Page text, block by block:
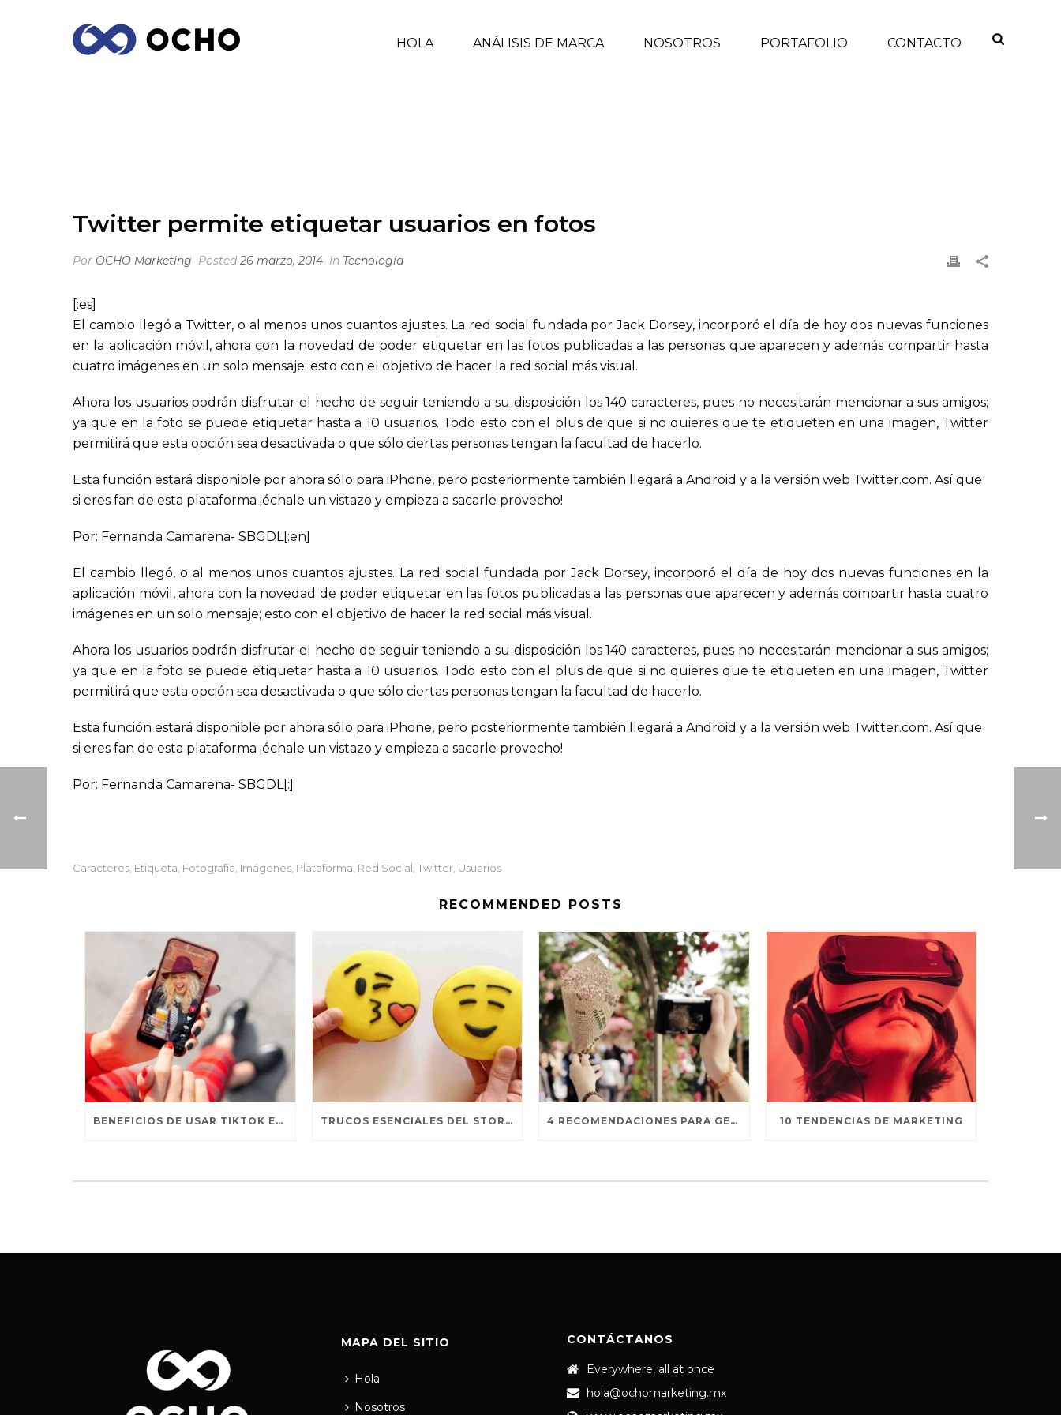
HOLA ANÁLISIS DE MARCA NOSOTROS PORTAFOLIO CONTACTO
Twitter permite etiquetar usuarios en fotos
Por OCHO Marketing Posted26 marzo, 2014 In Tecnología
[:es]
El cambio llegó a Twitter, o al menos unos cuantos ajustes. La red social fundada por Jack Dorsey, incorporó el día de hoy dos nuevas funciones
en la aplicación móvil, ahora con la novedad de poder etiquetar en las fotos publicadas a las personas que aparecen y además compartir hasta
cuatro imágenes en un solo mensaje; esto con el objetivo de hacer la red social más visual.
Ahora los usuarios podrán disfrutar el hecho de seguir teniendo a su disposición los 140 caracteres, pues no necesitarán mencionar a sus amigos;
ya que en la foto se puede etiquetar hasta a 10 usuarios. Todo esto con el plus de que si no quieres que te etiqueten en una imagen, Twitter
permitirá que esta opción sea desactivada o que sólo ciertas personas tengan la facultad de hacerlo.
Esta función estará disponible por ahora sólo para iPhone, pero posteriormente también llegará a Android y a la versión web Twitter.com. Así que
si eres fan de esta plataforma ¡échale un vistazo y empieza a sacarle provecho!
Por: Fernanda Camarena- SBGDL[:en]
El cambio llegó, o al menos unos cuantos ajustes. La red social fundada por Jack Dorsey, incorporó el día de hoy dos nuevas funciones en la
aplicación móvil, ahora con la novedad de poder etiquetar en las fotos publicadas a las personas que aparecen y además compartir hasta cuatro
imágenes en un solo mensaje; esto con el objetivo de hacer la red social más visual.
Ahora los usuarios podrán disfrutar el hecho de seguir teniendo a su disposición los 140 caracteres, pues no necesitarán mencionar a sus amigos;
ya que en la foto se puede etiquetar hasta a 10 usuarios. Todo esto con el plus de que si no quieres que te etiqueten en una imagen, Twitter
permitirá que esta opción sea desactivada o que sólo ciertas personas tengan la facultad de hacerlo.
Esta función estará disponible por ahora sólo para iPhone, pero posteriormente también llegará a Android y a la versión web Twitter.com. Así que
si eres fan de esta plataforma ¡échale un vistazo y empieza a sacarle provecho!
Por: Fernanda Camarena- SBGDL[:]
Caracteres, Etiqueta, Fotografía, Imágenes, Plataforma, Red Social, Twitter, Usuarios
RECOMMENDED POSTS
BENEFICIOS DE USAR TIKTOK EN TU ESTRATEGIA TRUCOS ESENCIALES DEL STORYTELLING PARA REDES SOCIALES 4 RECOMENDACIONES PARA GENERAR DEFENSORES DE MARCA 10 TENDENCIAS DE MARKETING
MAPA DEL SITIO
Hola
Nosotros
CONTÁCTANOS
Everywhere, all at once
hola@ochomarketing.mx